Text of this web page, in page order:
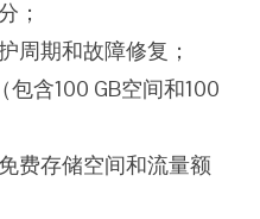
；
周期和故障修复；
包含100 GB空间和100
费存储空间和流量额